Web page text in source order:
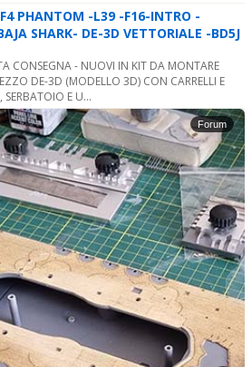
F4 PHANTOM -L39 -F16-INTRO -
SHARK- DE-3D VETTORIALE -BD5J
CONSEGNA - NUOVI IN KIT DA MONTARE
DE-3D (MODELLO 3D) CON CARRELLI E
SERBATOIO E U...